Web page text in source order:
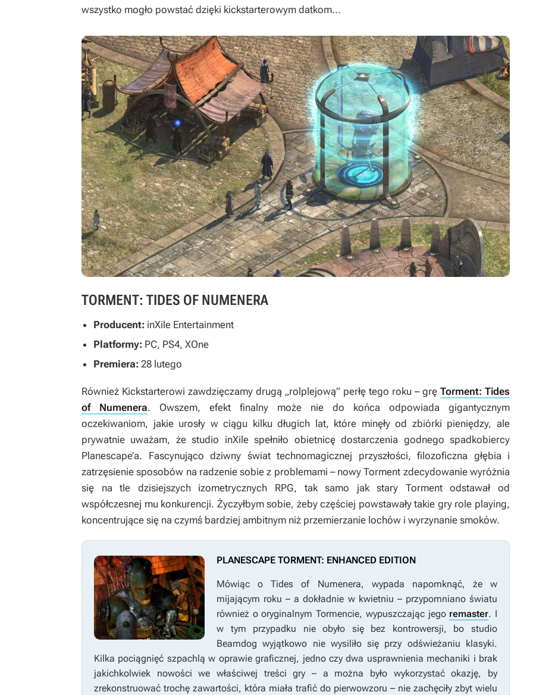
wszystko mogło powstać dzięki kickstarterowym datkom...
TORMENT: TIDES OF NUMENERA
Producent: inXile Entertainment
Platformy: PC, PS4, XOne
Premiera: 28 lutego
Również Kickstarterowi zawdzięczamy drugą „rolplejową” perłę tego roku – grę Torment: Tides
of Numenera. Owszem, efekt finalny może nie do końca odpowiada gigantycznym
oczekiwaniom, jakie urosły w ciągu kilku długich lat, które minęły od zbiórki pieniędzy, ale
prywatnie uważam, że studio inXile spełniło obietnicę dostarczenia godnego spadkobiercy
Planescape’a. Fascynująco dziwny świat technomagicznej przyszłości, filozoficzna głębia i
zatrzęsienie sposobów na radzenie sobie z problemami – nowyTorment zdecydowanie wyróżnia
się na tle dzisiejszych izometrycznych RPG, tak samo jak stary Tormentodstawał od
współczesnej mu konkurencji. Życzyłbym sobie, żeby częściej powstawały takie gry role playing,
koncentrujące się na czymś bardziej ambitnym niż przemierzanie lochów i wyrzynanie smoków.
PLANESCAPE TORMENT: ENHANCED EDITION
Mówiąc oTides of Numenera, wypada napomknąć, że w
mijającym roku – a dokładnie w kwietniu – przypomniano światu
również o oryginalnymTormencie, wypuszczając jego remaster. I
w tym przypadku nie obyło się bez kontrowersji, bo studio
Beamdog wyjątkowo nie wysiliło się przy odświeżaniu klasyki.
Kilka pociągnięć szpachlą w oprawie graficznej, jedno czy dwa usprawnienia mechaniki i brak
jakichkolwiek nowości we właściwej treści gry – a można było wykorzystać okazję, by
zrekonstruować trochę zawartości, która miała trafić do pierwowzoru – nie zachęciły zbyt wielu